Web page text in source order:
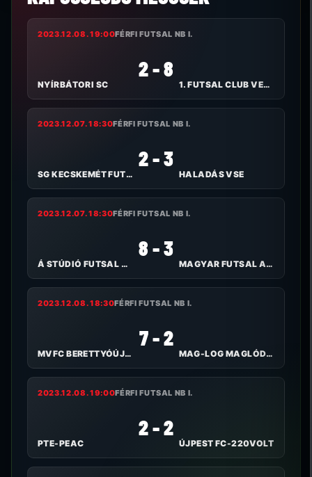
2023.12.08. 19:00FÉRFI FUTSAL NB I.
NYÍRBÁTORI SC
2 - 8
1. FUTSAL CLUB VESZPRÉM
2023.12.07. 18:30FÉRFI FUTSAL NB I.
SG KECSKEMÉT FUTSAL
2 - 3
HALADÁS VSE
2023.12.07. 18:30FÉRFI FUTSAL NB I.
Á STÚDIÓ FUTSAL NYÍREGYHÁZA
8 - 3
MAGYAR FUTSAL AKADÉMIA
2023.12.08. 18:30FÉRFI FUTSAL NB I.
MVFC BERETTYÓÚJFALU
7 - 2
MAG-LOG MAGLÓDI TC
2023.12.08. 19:00FÉRFI FUTSAL NB I.
PTE-PEAC
2 - 2
ÚJPEST FC-220VOLT